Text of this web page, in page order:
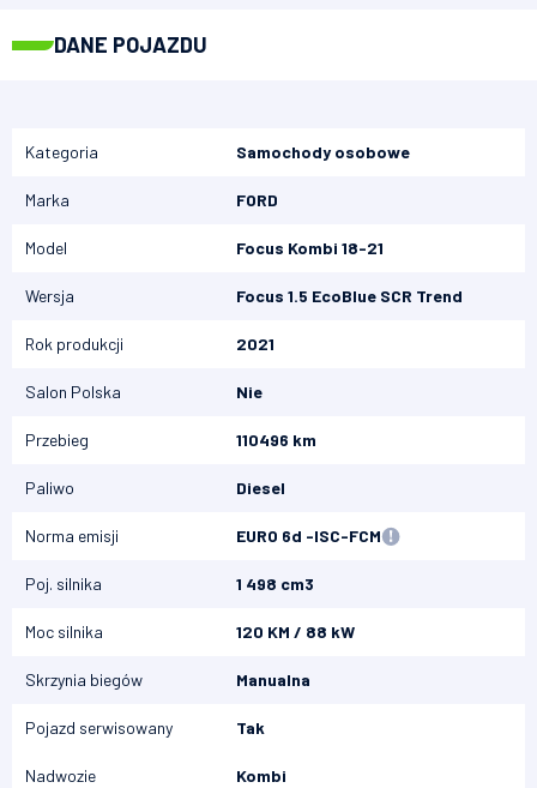
DANE POJAZDU
Kategoria Samochody osobowe
Marka FORD
Model Focus Kombi 18-21
Wersja Focus 1.5 EcoBlue SCR Trend
Rok produkcji 2021
Salon Polska Nie
Przebieg 110496 km
Paliwo Diesel
Norma emisji EURO 6d -ISC-FCM
Poj. silnika 1 498 cm3
Moc silnika 120 KM / 88 kW
Skrzynia biegów Manualna
Pojazd serwisowany Tak
Nadwozie Kombi